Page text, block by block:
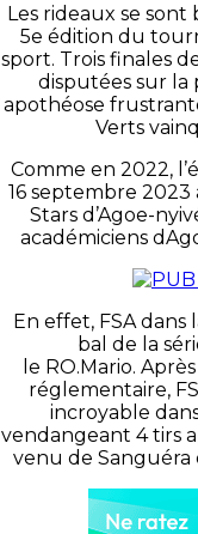
Les rideaux se sont
5e édition du
sport. Trois finales
disputées sur la
apothéose
Verts
Comme en 2022,
16 septembre
Stars d’Agoe-
académiciens
En effet, FSA dans
bal de la
le RO.Mario.
réglementaire,
incroyable
vendangeant 4 tirs
venu de